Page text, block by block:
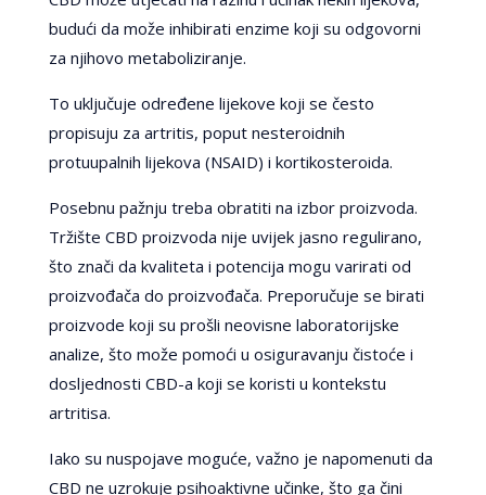
budući da može inhibirati enzime koji su odgovorni
za njihovo metaboliziranje.
To uključuje određene lijekove koji se često
propisuju za artritis, poput nesteroidnih
protuupalnih lijekova (NSAID) i kortikosteroida.
Posebnu pažnju treba obratiti na izbor proizvoda.
Tržište CBD proizvoda nije uvijek jasno regulirano,
što znači da kvaliteta i potencija mogu varirati od
proizvođača do proizvođača. Preporučuje se birati
proizvode koji su prošli neovisne laboratorijske
analize, što može pomoći u osiguravanju čistoće i
dosljednosti CBD-a koji se koristi u kontekstu
artritisa.
Iako su nuspojave moguće, važno je napomenuti da
CBD ne uzrokuje psihoaktivne učinke, što ga čini